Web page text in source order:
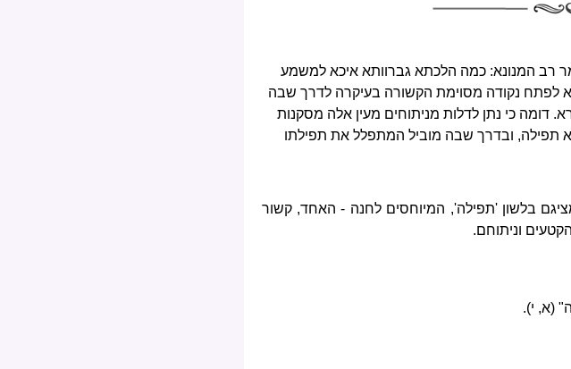
רב המנונא: כמה הלכתא גברוותא איכא למשמע
לפתח נקודה מסוימת הקשורה בעיקרה לדרך שבה
דומה כי נתן לדלות מניתוחים מעין אלה מסקנות
תפילה, ובדרך שבה מוביל המתפלל את תפילתו
בלשון 'תפילה', המיוחסים לחנה - האחד, קשור
וניתוחם.
(א, י).